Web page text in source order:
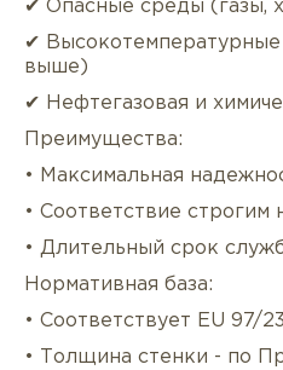
✔ Опасные среды (газы,
✔ Высокотемпературные
выше)
✔ Нефтегазовая и
Преимущества:
• Максимальная
• Соответствие строгим
• Длительный срок
Нормативная база:
• Соответствует EU 97/
• Толщина стенки - по